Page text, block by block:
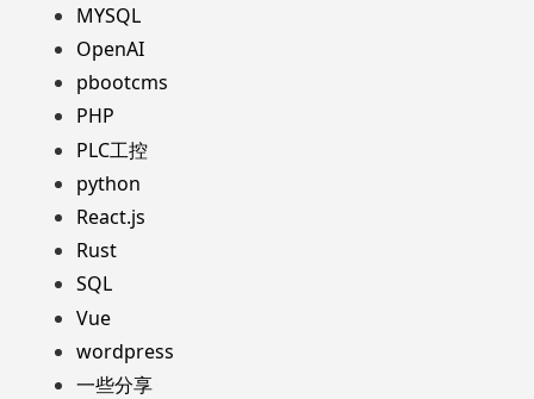
MYSQL
OpenAI
pbootcms
PHP
PLC工控
python
React.js
Rust
SQL
Vue
wordpress
一些分享